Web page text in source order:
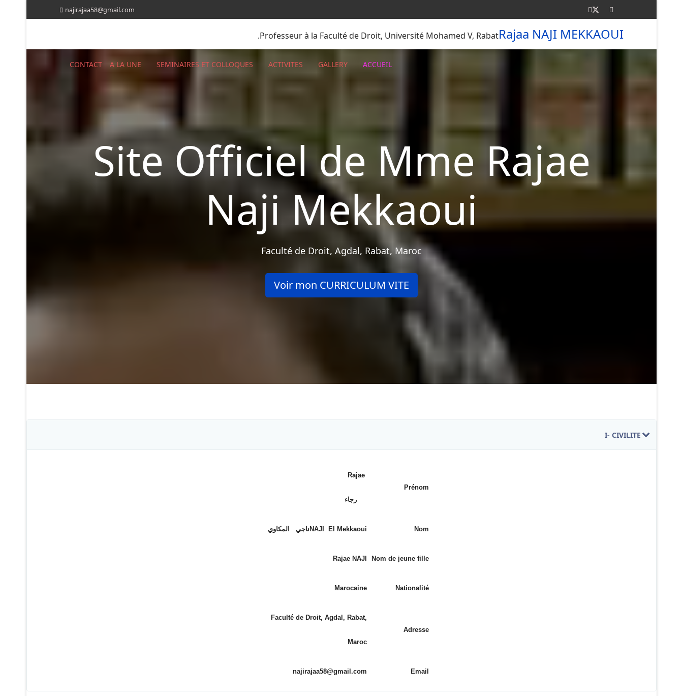
najirajaa58@gmail.com
Rajaa NAJI MEKKAOUI
Professeur à la Faculté de Droit, Université Mohamed V, Rabat.
ACCUEIL
GALLERY
ACTIVITES
SEMINAIRES ET COLLOQUES
A LA UNE
CONTACT
Site Officiel de Mme Rajae
Naji Mekkaoui
Faculté de Droit, Agdal, Rabat, Maroc
Voir mon CURRICULUM VITE
I- CIVILITE
Prénom
Rajae
رجاء
Nom NAJI El Mekkaouiناجي المكاوي
Nom de jeune fille
Rajae NAJI
Nationalité
Marocaine
Adresse
Faculté de Droit, Agdal, Rabat,
Maroc
Email
najirajaa58@gmail.com